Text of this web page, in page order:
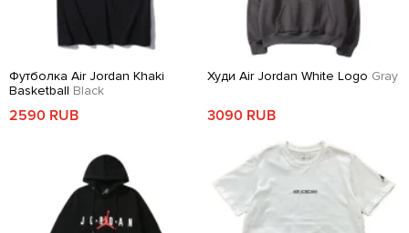
Футболка Air Jordan Khaki
Basketball Black
2590 RUB
Худи Air Jordan White Logo Gray
3090 RUB